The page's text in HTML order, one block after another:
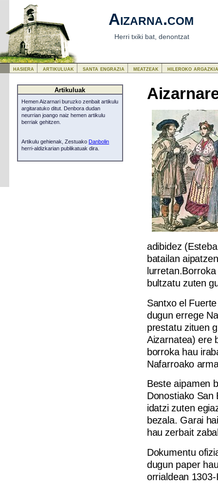
Aizarna.com
Herri txiki bat, denontzat
adibidez
batailan
bultzatu zuten
Santxo el
dugun errege
prestatu zituen
Aizarnatea) ere
borroka hau
Nafarroako
Beste aipamen
Donostiako
idatzi zuten
bezala. Garai
hau zerbait
Dokumentu
dugun paper
orrialdean
Artikuluak
Hemen Aizarnari buruzko zenbait artikulu
argitaratuko ditut. Denbora dudan
neurrian joango naiz hemen artikulu
berriak gehitzen.
Artikulu gehienak, Zestuako Danbolin
herri-aldizkarian publikatuak dira.
hasiera artikuluak santa engrazia meatzeak hileroko